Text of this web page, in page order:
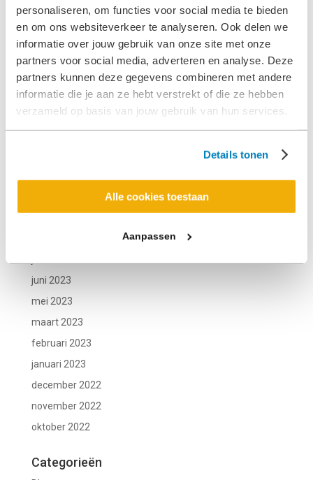
personaliseren, om functies voor social media te bieden
en om ons websiteverkeer te analyseren. Ook delen we
informatie over jouw gebruik van onze site met onze
partners voor social media, adverteren en analyse. Deze
partners kunnen deze gegevens combineren met andere
informatie die je aan ze hebt verstrekt of die ze hebben
verzameld op basis van jouw gebruik van hun services.
Details tonen
Alle cookies toestaan
Aanpassen
november 2024
oktober 2024
september 2024
juli 2024
juni 2024
mei 2024
juni 2023
mei 2023
maart 2023
februari 2023
januari 2023
december 2022
november 2022
oktober 2022
Categorieën